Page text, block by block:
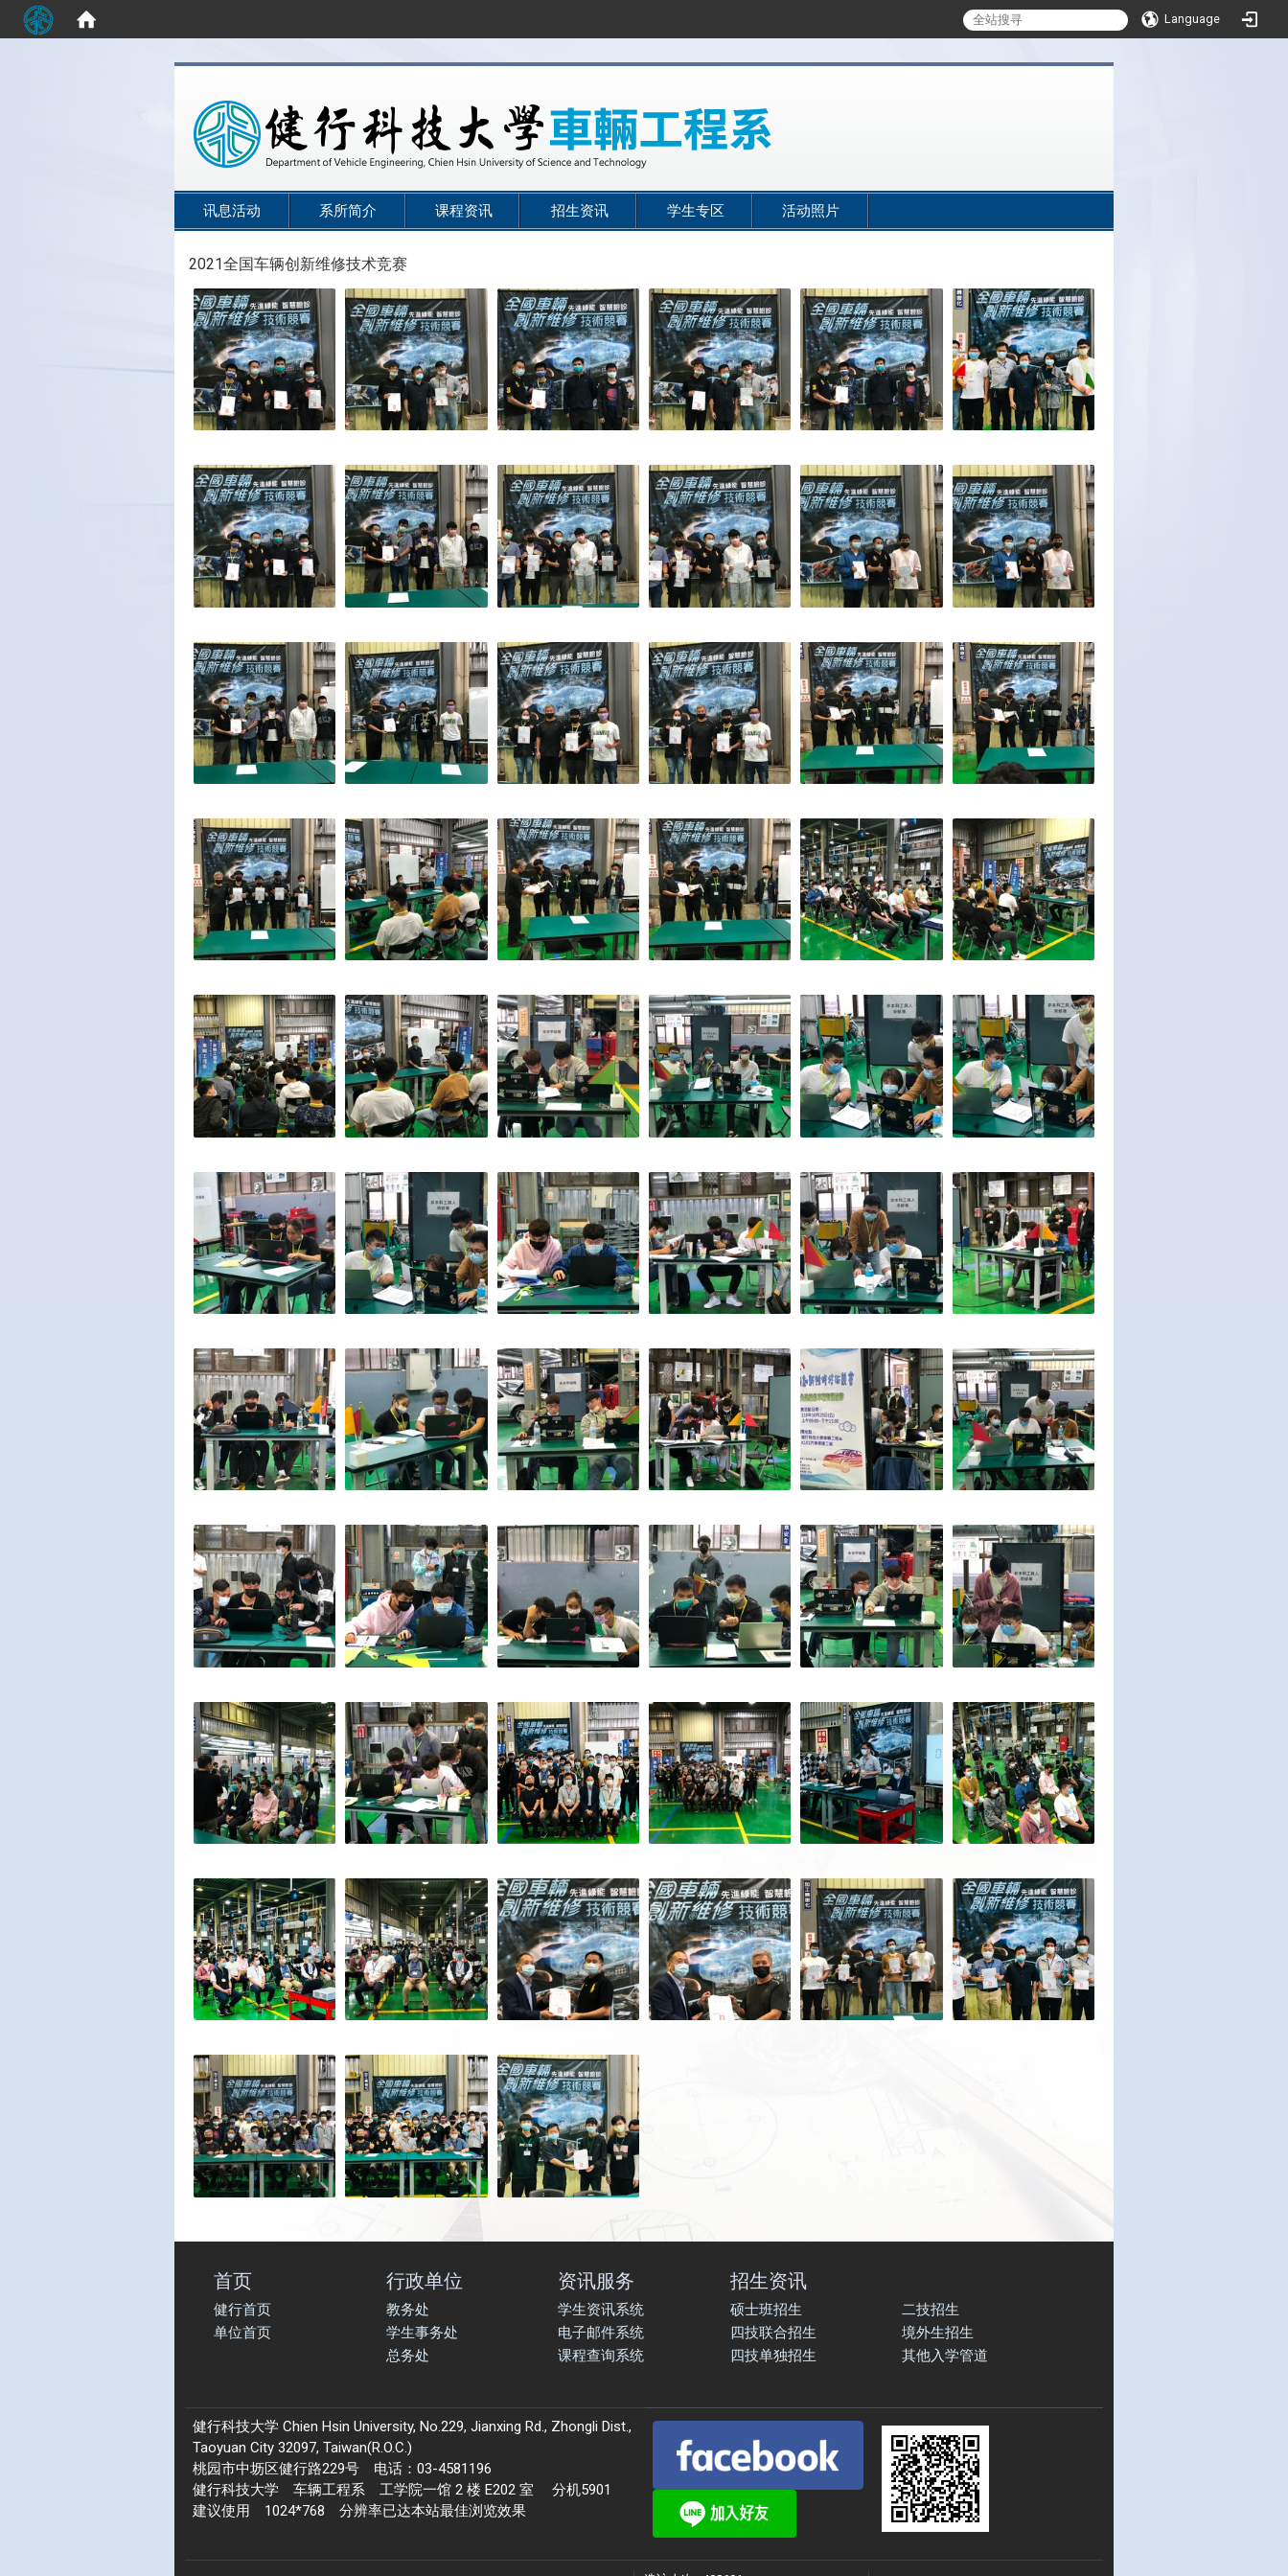
Language
讯息活动 系所简介 课程资讯 招生资讯 学生专区 活动照片
2021全国车辆创新维修技术竞赛
首页
健行首页
单位首页
行政单位
教务处
学生事务处
总务处
资讯服务
学生资讯系统
电子邮件系统
课程查询系统
招生资讯
硕士班招生
四技联合招生
四技单独招生
二技招生
境外生招生
其他入学管道
健行科技大学 Chien Hsin University, No.229, Jianxing Rd., Zhongli Dist.,
Taoyuan City 32097, Taiwan(R.O.C.)
桃园市中坜区健行路229号 电话：03-4581196
健行科技大学 车辆工程系 工学院一馆 2 楼 E202 室 分机5901
建议使用 1024*768 分辨率已达本站最佳浏览效果